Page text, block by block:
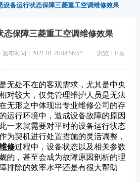
设备运行状态保障三菱重工空调维修效果
态保障三菱重工空调维修效果
发布时间：2021-01-28 08:56:52 浏览： 0次
处不在的客观需求，尤其是中央
较大，仅凭管理维护人员是无法
在无形之中体现出专业维修公司的存
运行环境中，造成设备故障的原因
此一来就需要对平时的设备运行状态
为契机进行处置措施的灵活调整，
修过程中，设备状态以及相关参数
，甚至会成为故障原因剖析的理
障排除的效率水平还是有很大帮助